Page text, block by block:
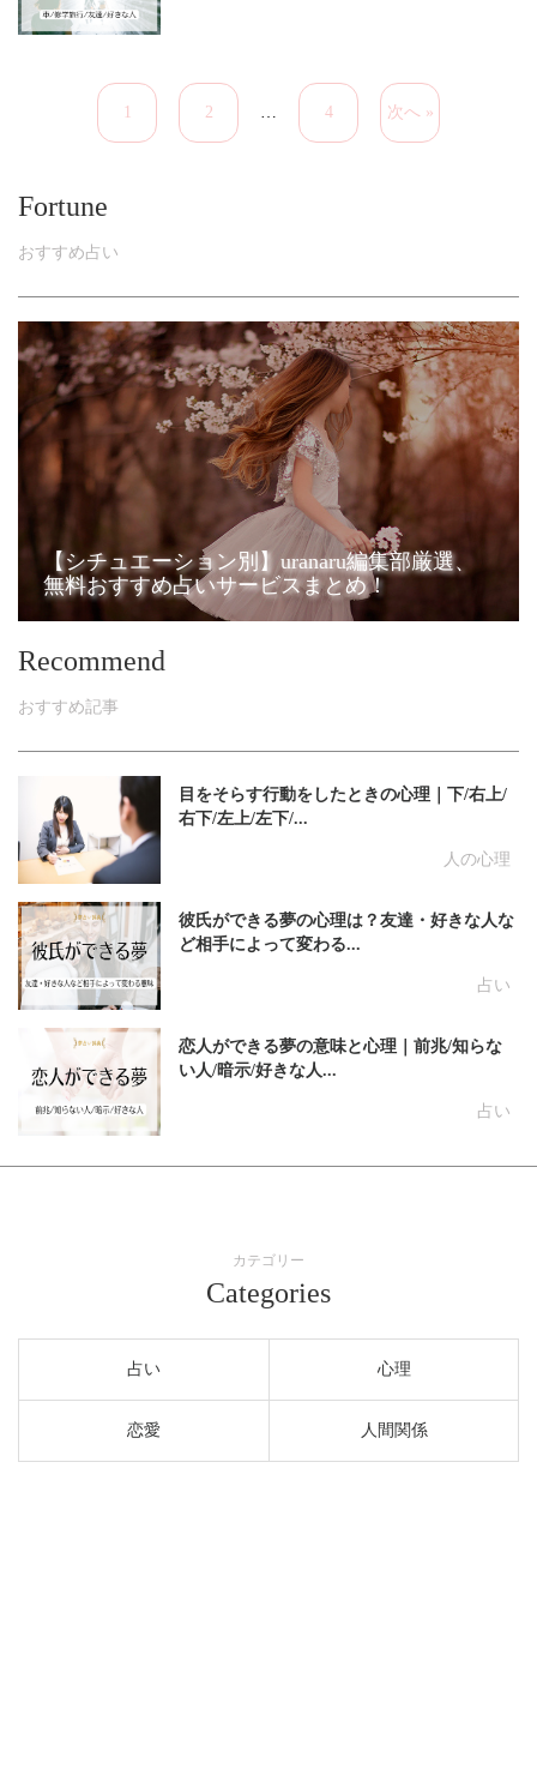
1 2 … 4 次へ »
Fortune
おすすめ占い
【シチュエーション別】uranaru編集部厳選、
無料おすすめ占いサービスまとめ！
Recommend
おすすめ記事
人の心理
目をそらす行動をしたときの心理｜下/右上/
右下/左上/左下/...
占い
彼氏ができる夢の心理は？友達・好きな人な
ど相手によって変わる...
占い
恋人ができる夢の意味と心理｜前兆/知らな
い人/暗示/好きな人...
カテゴリー
Categories
占い 心理
恋愛 人間関係